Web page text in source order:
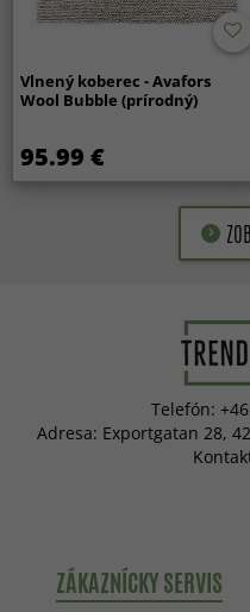
Vlnený koberec - Avafors
Wool Bubble (prírodný)
95.99 €
Telefón:
Adresa: Exportgatan 28,
ZÁKAZNÍCKY SERVIS